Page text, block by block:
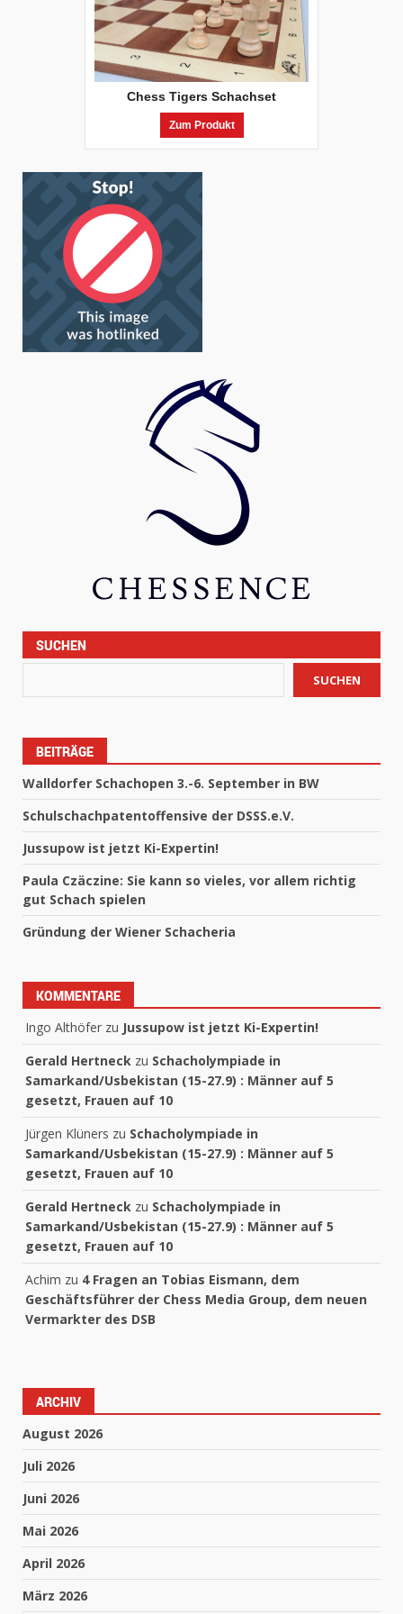
Chess Tigers Schachset
Zum Produkt
SUCHEN
SUCHEN
BEITRÄGE
Walldorfer Schachopen 3.-6. September in BW
Schulschachpatentoffensive der DSSS.e.V.
Jussupow ist jetzt Ki-Expertin!
Paula Czäczine: Sie kann so vieles, vor allem richtig
gut Schach spielen
Gründung der Wiener Schacheria
KOMMENTARE
Ingo Althöfer zu Jussupow ist jetzt Ki-Expertin!
Gerald Hertneck zu Schacholympiade in
Samarkand/Usbekistan (15-27.9) : Männer auf 5
gesetzt, Frauen auf 10
Jürgen Klüners zu Schacholympiade in
Samarkand/Usbekistan (15-27.9) : Männer auf 5
gesetzt, Frauen auf 10
Gerald Hertneck zu Schacholympiade in
Samarkand/Usbekistan (15-27.9) : Männer auf 5
gesetzt, Frauen auf 10
Achim zu 4 Fragen an Tobias Eismann, dem
Geschäftsführer der Chess Media Group, dem neuen
Vermarkter des DSB
ARCHIV
August 2026
Juli 2026
Juni 2026
Mai 2026
April 2026
März 2026